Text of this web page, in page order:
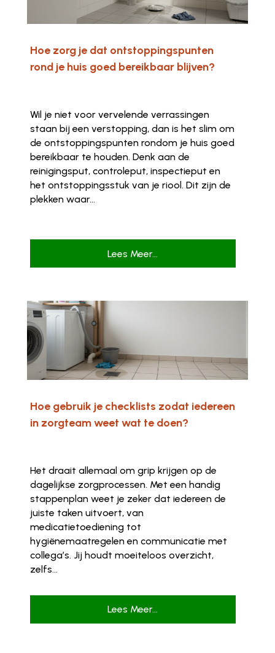
Hoe zorg je dat ontstoppingspunten
rond je huis goed bereikbaar blijven?
Wil je niet voor vervelende verrassingen
staan bij een verstopping, dan is het slim om
de ontstoppingspunten rondom je huis goed
bereikbaar te houden. Denk aan de
reinigingsput, controleput, inspectieput en
het ontstoppingsstuk van je riool. Dit zijn de
plekken waar...
Lees Meer...
Hoe gebruik je checklists zodat iedereen
in zorgteam weet wat te doen?
Het draait allemaal om grip krijgen op de
dagelijkse zorgprocessen. Met een handig
stappenplan weet je zeker dat iedereen de
juiste taken uitvoert, van
medicatietoediening tot
hygiënemaatregelen en communicatie met
collega’s. Jij houdt moeiteloos overzicht,
zelfs...
Lees Meer...